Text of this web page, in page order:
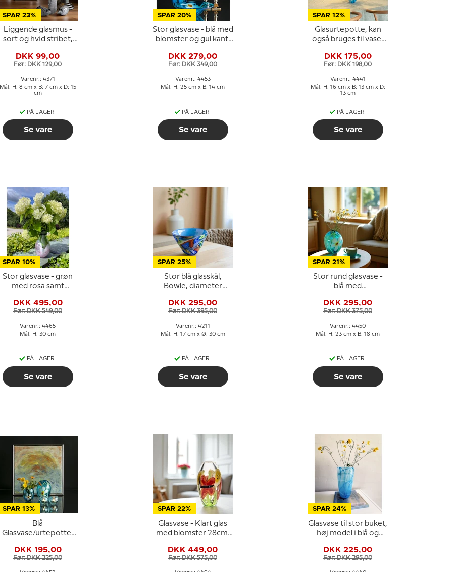
SPAR 23%
Liggende glasmus -
sort og hvid stribet,
DKK 99,00
Før: DKK 129,00
Varenr.: 4371
Mål: H: 8 cm x B: 7 cm x D: 15
cm
PÅ LAGER
Se vare
SPAR 20%
Stor glasvase - blå med
blomster og gul kant,
DKK 279,00
Før: DKK 349,00
Varenr.: 4453
Mål: H: 25 cm x B: 14 cm
PÅ LAGER
Se vare
SPAR 12%
Glasurtepotte, kan
også bruges til vase,
glaskunst,
DKK 175,00
Før: DKK 198,00
Varenr.: 4441
Mål: H: 16 cm x B: 13 cm x D:
13 cm
PÅ LAGER
Se vare
SPAR 10%
Stor glasvase - grøn
med rosa samt
Mundblæst glaskunst,
DKK 495,00
Før: DKK 549,00
Varenr.: 4465
Mål: H: 30 cm
PÅ LAGER
Se vare
SPAR 25%
Stor blå glasskål,
Bowle, diameter
DKK 295,00
Før: DKK 395,00
Varenr.: 4211
Mål: H: 17 cm x Ø: 30 cm
PÅ LAGER
Se vare
SPAR 21%
Stor rund glasvase -
blå med
Mundblæst glaskunst,
DKK 295,00
Før: DKK 375,00
Varenr.: 4450
Mål: H: 23 cm x B: 18 cm
PÅ LAGER
Se vare
SPAR 13%
Blå
Glasvase/urtepotte,
glaskunst,
DKK 195,00
Før: DKK 225,00
SPAR 22%
Glasvase - Klart glas
med blomster 28cm,
DKK 449,00
Før: DKK 575,00
SPAR 24%
Glasvase til stor buket,
høj model i blå og
glaskunst,
DKK 225,00
Før: DKK 295,00